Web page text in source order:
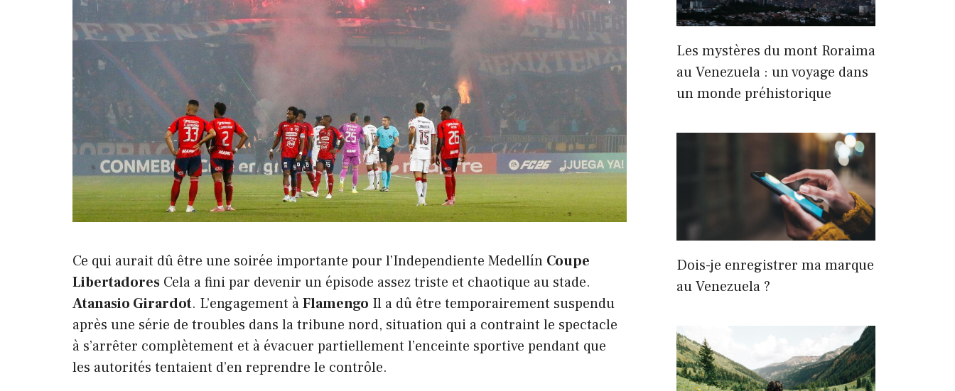
Ce qui aurait dû être une soirée importante pour l’Independiente Medellín Coupe
Libertadores Cela a fini par devenir un épisode assez triste et chaotique au stade.
Atanasio Girardot. L’engagement àFlamengo Il a dû être temporairement suspendu
après une série de troubles dans la tribune nord, situation qui a contraint le spectacle
à s’arrêter complètement et à évacuer partiellement l’enceinte sportive pendant que
les autorités tentaient d’en reprendre le contrôle.
Les mystères du mont Roraima
au Venezuela : un voyage dans
un monde préhistorique
Dois-je enregistrer ma marque
au Venezuela ?